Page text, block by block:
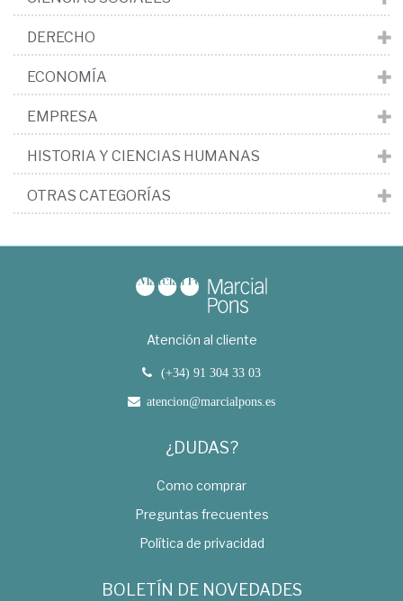
DERECHO
ECONOMÍA
EMPRESA
HISTORIA Y CIENCIAS HUMANAS
OTRAS CATEGORÍAS
Atención al cliente
(+34) 91 304 33 03
atencion@marcialpons.es
¿DUDAS?
Como comprar
Preguntas frecuentes
Política de privacidad
BOLETÍN DE NOVEDADES